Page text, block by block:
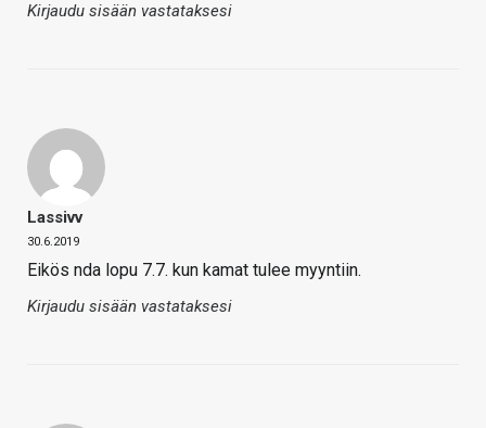
Kirjaudu sisään vastataksesi
Lassivv
30.6.2019
Eikös nda lopu 7.7. kun kamat tulee myyntiin.
Kirjaudu sisään vastataksesi